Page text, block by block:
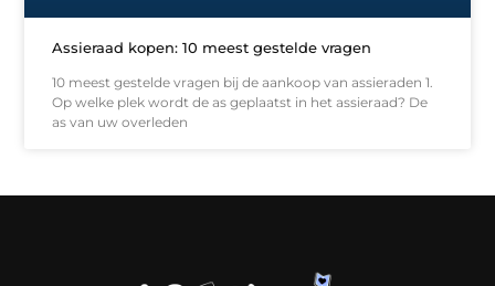
Assieraad kopen: 10 meest gestelde vragen
10 meest gestelde vragen bij de aankoop van assieraden 1.
Op welke plek wordt de as geplaatst in het assieraad? De
as van uw overleden